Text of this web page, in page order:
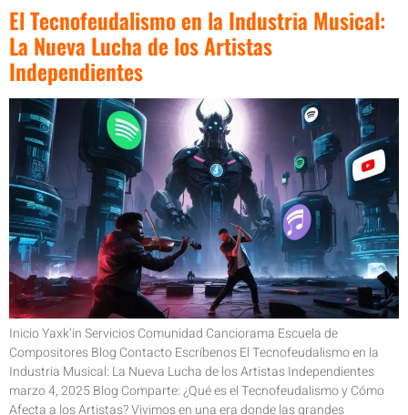
El Tecnofeudalismo en la Industria Musical:
La Nueva Lucha de los Artistas
Independientes
Inicio Yaxk’in Servicios Comunidad Canciorama Escuela de
Compositores Blog Contacto Escríbenos El Tecnofeudalismo en la
Industria Musical: La Nueva Lucha de los Artistas Independientes
marzo 4, 2025 Blog Comparte: ¿Qué es el Tecnofeudalismo y Cómo
Afecta a los Artistas? Vivimos en una era donde las grandes